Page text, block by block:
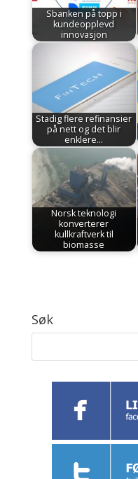
Sbanken på topp i
kundeopplevd
innovasjon
Stadig flere refinansier
på nett og det blir
enklere…
Norsk teknologi
konverterer
kullkraftverk til
biomasse
Søk